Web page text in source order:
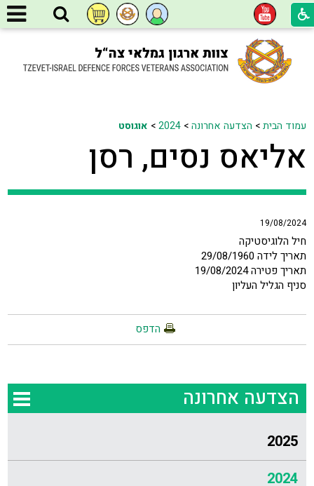
עמוד הבית> הצדעה אחרונה>
2024
> אוגוסט
אליאס נסים, רסן
19/08/2024
חיל הלוגיסטיקה
תאריך לידה 29/08/1960
תאריך פטירה 19/08/2024
סניף הגליל העליון
הדפס
הצדעה אחרונה
2025
2024